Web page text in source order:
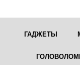
ГАДЖЕТЫ